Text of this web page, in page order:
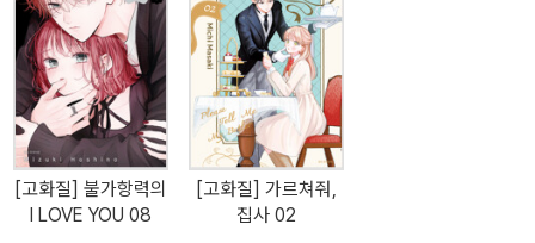
게 된 ’메다카‘. 회심의 농담도 던져보았지만 대화가 통하질 않는다.
그러던 중 우연히 니카이도의 중학교 동창을 만난 메다카는 니카이도
에게 충격적인 과거가 있음을 알게 된다. 지금과 사뭇 다른 얼굴을 하
고 있는 중학교 졸업사진 속 니카이도를 본 메다카는 생각한다. ’이 녀
석의 웃는 얼굴이 보고 싶다.‘ 『빠졌어, 너에게』는 종잡을 수 없는 매
력의 소년 하야시와 조용한 학교생활을 원하는 니카이도를 둘러싼 남
자 고등학생의 일상을 그린 단편집이다. 언제나 홀로 책을 읽고 있는
하야시의 시선은 사실 또다른 혼자, 외로운 누군가를 향해 있다. 말 못
[고화질] 불가항력의
I LOVE YOU 08
[고화질] 가르쳐줘,
집사 02